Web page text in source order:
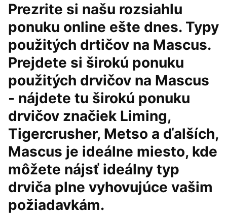
Prezrite si našu rozsiahlu
ponuku online ešte dnes. Typy
použitých drtičov na Mascus.
Prejdete si širokú ponuku
použitých drvičov na Mascus
- nájdete tu širokú ponuku
drvičov značiek Liming,
Tigercrusher, Metso a ďalších,
Mascus je ideálne miesto, kde
môžete nájsť ideálny typ
drviča plne vyhovujúce vašim
požiadavkám.